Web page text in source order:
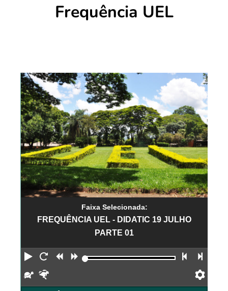
Frequência UEL
Faixa Selecionada:
FREQUÊNCIA UEL - DIDATIC 19 JULHO
PARTE 01
Reproduzir
Reiniciar
Retroceder
Avançar Faixa
Devagar